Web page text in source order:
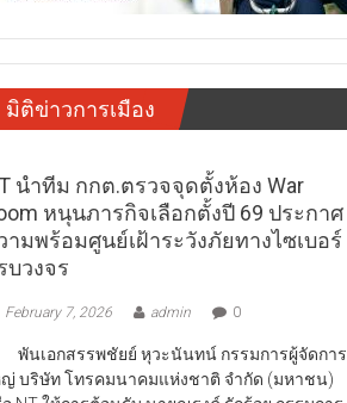
มิติข่าวการเมือง
นำทีม กกต.ตรวจจุดตั้งห้อง War
หนุนภารกิจเลือกตั้งปี 69 ประกาศ
ามพร้อมศูนย์เฝ้าระวังภัยทางไซเบอร์
บวงจร
February 7, 2026 admin 0
เอกสรรพชัยย์ หุวะนันทน์ กรรมการผู้จัดการ
บริษัท โทรคมนาคมแห่งชาติ จำกัด (มหาชน)